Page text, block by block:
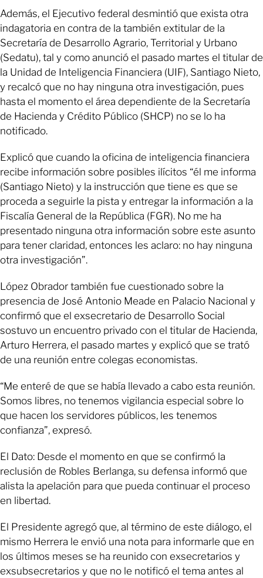
Además, el Ejecutivo federal desmintió que exista otra
indagatoria en contra de la también extitular de la
Secretaría de Desarrollo Agrario, Territorial y Urbano
(Sedatu), tal y como anunció el pasado martes el titular de
la Unidad de Inteligencia Financiera (UIF), Santiago Nieto,
y recalcó que no hay ninguna otra investigación, pues
hasta el momento el área dependiente de la Secretaría
de Hacienda y Crédito Público (SHCP) no se lo ha
notificado.
Explicó que cuando la oficina de inteligencia financiera
recibe información sobre posibles ilícitos “él me informa
(Santiago Nieto) y la instrucción que tiene es que se
proceda a seguirle la pista y entregar la información a la
Fiscalía General de la República (FGR). No me ha
presentado ninguna otra información sobre este asunto
para tener claridad, entonces les aclaro: no hay ninguna
otra investigación”.
López Obrador también fue cuestionado sobre la
presencia de José Antonio Meade en Palacio Nacional y
confirmó que el exsecretario de Desarrollo Social
sostuvo un encuentro privado con el titular de Hacienda,
Arturo Herrera, el pasado martes y explicó que se trató
de una reunión entre colegas economistas.
“Me enteré de que se había llevado a cabo esta reunión.
Somos libres, no tenemos vigilancia especial sobre lo
que hacen los servidores públicos, les tenemos
confianza”, expresó.
El Dato: Desde el momento en que se confirmó la
reclusión de Robles Berlanga, su defensa informó que
alista la apelación para que pueda continuar el proceso
en libertad.
El Presidente agregó que, al término de este diálogo, el
mismo Herrera le envió una nota para informarle que en
los últimos meses se ha reunido con exsecretarios y
exsubsecretarios y que no le notificó el tema antes al